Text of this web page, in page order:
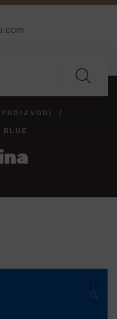
PROIZVODI
BLUE
🔍